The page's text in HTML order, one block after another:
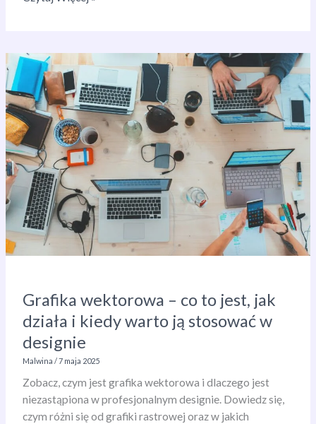
jest
jak
wykorzystać
ją
w
marketingu?
Grafika wektorowa – co to jest, jak
działa i kiedy warto ją stosować w
designie
Malwina /7 maja 2025
Zobacz, czym jest grafika wektorowa i dlaczego jest
niezastąpiona w profesjonalnym designie. Dowiedz się,
czym różni się od grafiki rastrowej oraz w jakich